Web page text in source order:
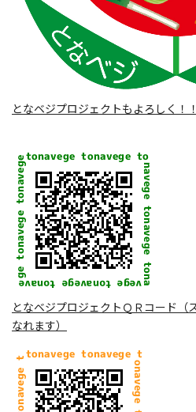
となベジプロジェクトもよろしく！！
となベジプロジェクトＱＲコード（
なれます）